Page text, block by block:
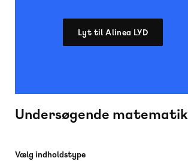
Lyt til Alinea LYD
Undersøgende matematik
Vælg indholdstype